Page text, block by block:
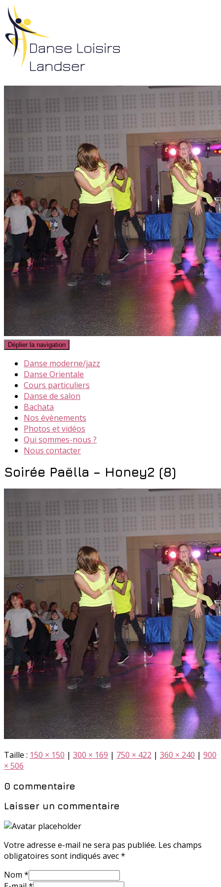
Déplier la navigation
Danse moderne/jazz
Danse Orientale
Cours particuliers
Danse de salon
Bachata
Nos évènements
Photos et vidéos
Qui sommes-nous ?
Nous contacter
Soirée Paëlla – Honey2 (8)
Taille : 150 × 150 | 300 × 169 | 750 × 422 | 360 × 240 | 900
× 506
0 commentaire
Laisser un commentaire
Votre adresse e-mail ne sera pas publiée. Les champs
obligatoires sont indiqués avec*
Nom *